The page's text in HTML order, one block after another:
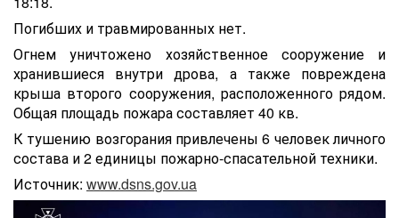
Погибших и травмированных нет.
Огнем уничтожено хозяйственное сооружение и
хранившиеся внутри дрова, а также повреждена
крыша второго сооружения, расположенного рядом.
Общая площадь пожара составляет 40 кв.
К тушению возгорания привлечены 6 человек личного
состава и 2 единицы пожарно-спасательной техники.
Источник: www.dsns.gov.ua